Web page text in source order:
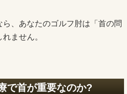
、あなたのゴルフ肘は「首の問
ません。
で首が重要なのか?